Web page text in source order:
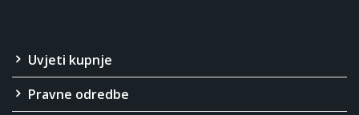
Uvjeti kupnje
Pravne odredbe